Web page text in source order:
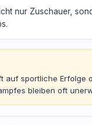
nur Zuschauer,
sportliche
bleiben oft